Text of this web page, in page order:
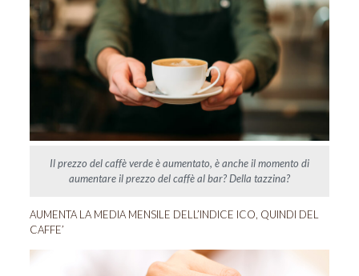
Il prezzo del caffè verde è aumentato, è anche il momento di
aumentare il prezzo del caffè al bar? Della tazzina?
AUMENTA LA MEDIA MENSILE DELL’INDICE ICO, QUINDI DEL
CAFFE’